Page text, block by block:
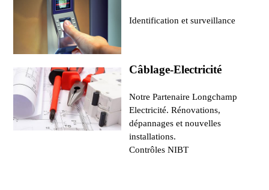
Identification et surveillance
Câblage-Electricité
Notre Partenaire Longchamp
Electricité. Rénovations,
dépannages et nouvelles
installations.
Contrôles NIBT